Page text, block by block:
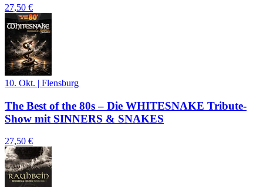
27,50 €
10. Okt. | Flensburg
The Best of the 80s – Die WHITESNAKE Tribute-
Show mit SINNERS & SNAKES
27,50 €